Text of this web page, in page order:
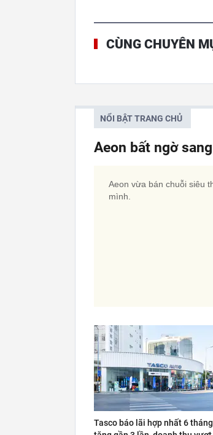
CÙNG CHUYÊN
NỔI BẬT TRANG CHỦ
Aeon bất ngờ
Aeon vừa bán chuỗi siêu
mình.
Tasco báo lãi hợp nhất 6 tháng